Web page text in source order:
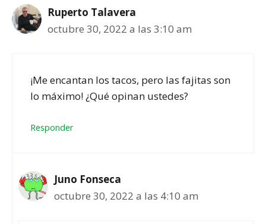
Ruperto Talavera
octubre 30, 2022 a las 3:10 am
¡Me encantan los tacos, pero las fajitas son
lo máximo! ¿Qué opinan ustedes?
Responder
Juno Fonseca
octubre 30, 2022 a las 4:10 am